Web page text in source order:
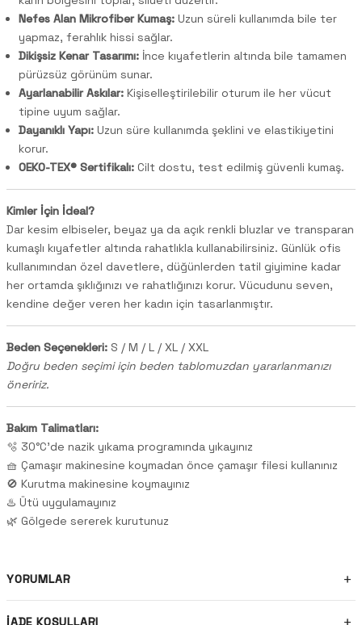
Nefes Alan Mikrofiber Kumaş: Uzun süreli kullanımda bile ter
yapmaz, ferahlık hissi sağlar.
Dikişsiz Kenar Tasarımı: İnce kıyafetlerin altında bile tamamen
pürüzsüz görünüm sunar.
Ayarlanabilir Askılar: Kişiselleştirilebilir oturum ile her vücut
tipine uyum sağlar.
Dayanıklı Yapı: Uzun süre kullanımda şeklini ve elastikiyetini
korur.
OEKO-TEX® Sertifikalı: Cilt dostu, test edilmiş güvenli kumaş.
Kimler İçin İdeal?
Dar kesim elbiseler, beyaz ya da açık renkli bluzlar ve transparan
kumaşlı kıyafetler altında rahatlıkla kullanabilirsiniz. Günlük ofis
kullanımından özel davetlere, düğünlerden tatil giyimine kadar
her ortamda şıklığınızı ve rahatlığınızı korur. Vücudunu seven,
kendine değer veren her kadın için tasarlanmıştır.
Beden Seçenekleri: S / M / L / XL / XXL
Doğru beden seçimi için beden tablomuzdan yararlanmanızı
öneririz.
Bakım Talimatları:
🫧 30°C'de nazik yıkama programında yıkayınız
🧺 Çamaşır makinesine koymadan önce çamaşır filesi kullanınız
🚫 Kurutma makinesine koymayınız
♨️ Ütü uygulamayınız
🌿 Gölgede sererek kurutunuz
YORUMLAR
İADE KOŞULLARI